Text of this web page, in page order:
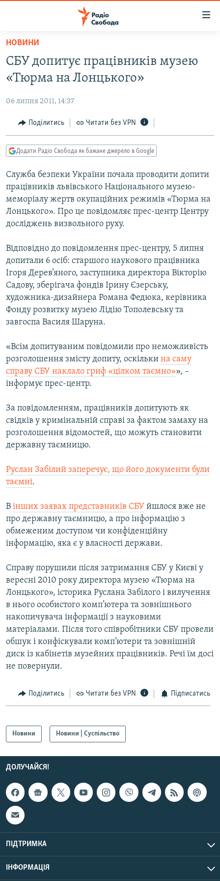
Перейти
основного
матеріалу
Перейти
до
навігації
Перейти
до
ВСЕ ЗА ДОБУ
СТАТТІ
ПОЛІТИКА
ЕКОНОМІКА
КУЛЬТУРА
СПОРТ
УКРАЇНА
СВІТ
ВІЙНА
РОСІЙСЬКА «ФІЛЬТРАЦІЯ»
КРИМ.РЕАЛІЇ
ТИ ЯК?
СХЕМИ
КИТАЙ.ВИКЛИКИ
МУЛЬТИМЕДІА
ФОТО
СПЕЦПРОЄКТИ
ПОДКАСТИ
КРИМ РЕАЛІЇ
РУС
КТАТ
ДОЛУЧАЙСЯ!
Усі сайти RFE/RL
НОВИНИ
СБУ допитує працівників музею
«Тюрма на Лонцького»
06 липня 2011, 14:37
Поділитись Читати без VPN
Додати Радіо Свобода як бажане джерело в Google
Служба безпеки України почала проводити допити
працівників львівського Національного музею-
меморіалу жертв окупаційних режимів «Тюрма на
Лонцького». Про це повідомляє прес-центр Центру
досліджень визвольного руху.
Відповідно до повідомлення прес-центру, 5 липня
допитали 6 осіб: старшого наукового працівника
Ігоря Дерев’яного, заступника директора Вікторію
Садову, зберігача фондів Ірину Єзерську,
художника-дизайнера Романа Федюка, керівника
Фонду розвитку музею Лідію Тополевську та
завгоспа Василя Шаруна.
«Всім допитуваним повідомили про неможливість
розголошення змісту допиту, оскільки на саму
справу СБУ наклало гриф «цілком таємно»», –
інформує прес-центр.
За повідомленням, працівників допитують як
свідків у кримінальній справі за фактом замаху на
розголошення відомостей, що можуть становити
державну таємницю.
Руслан Забілий заперечує, що його документи були
таємні.
В інших заявах представників СБУ йшлося вже не
про державну таємницю, а про інформацію з
обмеженим доступом чи конфіденційну
інформацію, яка є у власності держави.
Справу порушили після затримання СБУ у Києві у
вересні 2010 року директора музею «Тюрма на
Лонцького», історика Руслана Забілого і вилучення
в нього особистого комп’ютера та зовнішнього
накопичувача інформації з науковими
матеріалами. Після того співробітники СБУ провели
обшук і конфіскували комп’ютери та зовнішній
диск із кабінетів музейних працівників. Речі їм досі
не повернули.
Поділитись Читати без VPN Підписатись
Новини Новини | Суспільство
ДОЛУЧАЙСЯ!
ПІДТРИМКА
ІНФОРМАЦІЯ